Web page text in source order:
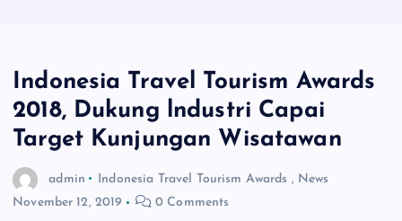
Indonesia Travel Tourism Awards
2018, Dukung lndustri Capai
Target Kunjungan Wisatawan
admin Indonesia Travel Tourism Awards , News
November 12, 2019
0 Comments